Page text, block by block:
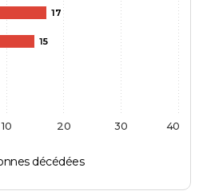
17
15
décédées
10 20 30 40